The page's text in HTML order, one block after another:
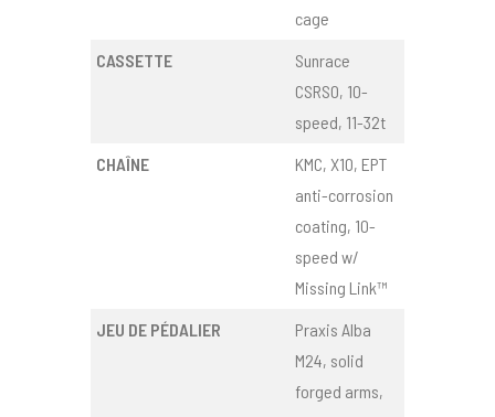
cage
CASSETTE
Sunrace
CSRS0, 10-
speed, 11-32t
CHAÎNE
KMC, X10, EPT
anti-corrosion
coating, 10-
speed w/
Missing Link™
JEU DE PÉDALIER
Praxis Alba
M24, solid
forged arms,